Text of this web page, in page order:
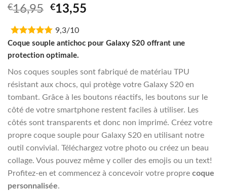
Noté 5.00
sur 5 basé
1
client
€16,95 Original
was:
€16,95.
€13,55
€13,55.
9,3/10
Coque souple antichoc pour Galaxy S20 offrant une
protection optimale.
Nos coques souples sont fabriqué de matériau TPU
résistant aux chocs, qui protège votre Galaxy S20 en
tombant. Grâce à les boutons réactifs, les boutons sur le
côté de votre smartphone restent faciles à utiliser. Les
côtés sont transparents et donc non imprimé. Créez votre
propre coque souple pour Galaxy S20 en utilisant notre
outil convivial. Téléchargez votre photo ou créez un beau
collage. Vous pouvez même y coller des emojis ou un text!
Profitez-en et commencez à concevoir votre propre coque
personnalisée.